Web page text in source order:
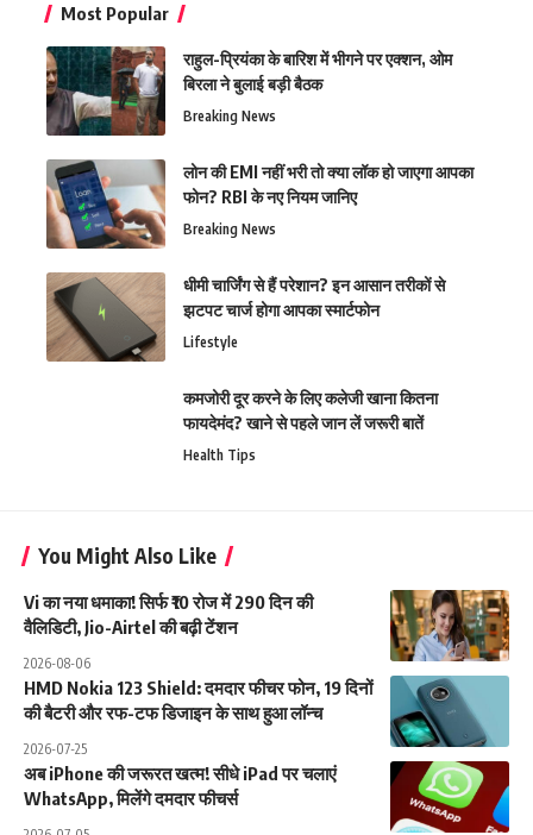
Most Popular
राहुल-प्रियंका के बारिश में भीगने पर एक्शन, ओम
बिरला ने बुलाई बड़ी बैठक
Breaking News
लोन की EMI नहीं भरी तो क्या लॉक हो जाएगा आपका
फोन? RBI के नए नियम जानिए
Breaking News
धीमी चार्जिंग से हैं परेशान? इन आसान तरीकों से
झटपट चार्ज होगा आपका स्मार्टफोन
Lifestyle
कमजोरी दूर करने के लिए कलेजी खाना कितना
फायदेमंद? खाने से पहले जान लें जरूरी बातें
Health Tips
You Might Also Like
Vi का नया धमाका! सिर्फ ₹10 रोज में 290 दिन की
वैलिडिटी, Jio-Airtel की बढ़ी टेंशन
2026-08-06
HMD Nokia 123 Shield: दमदार फीचर फोन, 19 दिनों
की बैटरी और रफ-टफ डिजाइन के साथ हुआ लॉन्च
2026-07-25
अब iPhone की जरूरत खत्म! सीधे iPad पर चलाएं
WhatsApp, मिलेंगे दमदार फीचर्स